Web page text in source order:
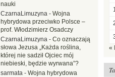
«
nauki
CzarnaLimuzyna - Wojna
hybrydowa przeciwko Polsce –
prof. Włodzimierz Osadczy
CzarnaLimuzyna - Co oznaczają
słowa Jezusa „Każda roślina,
której nie sadził Ojciec mój
niebieski, będzie wyrwana”?
sarmata - Wojna hybrydowa